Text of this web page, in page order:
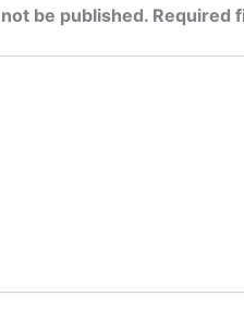
be published. Required